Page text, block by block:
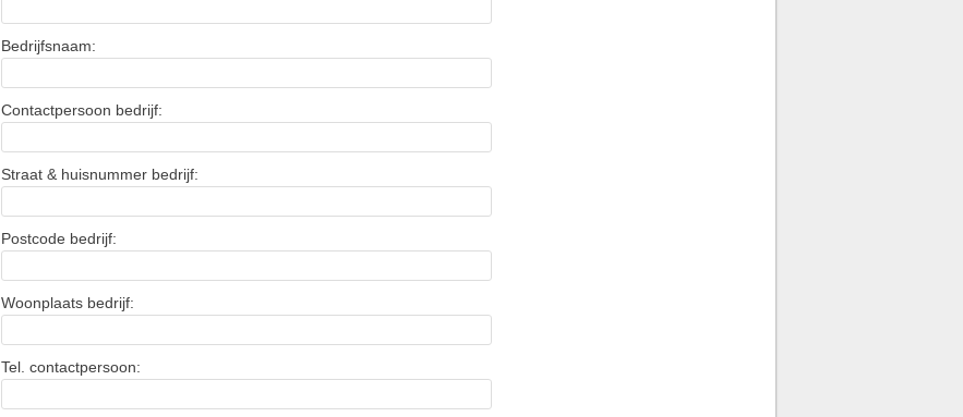
Bedrijfsnaam:
Contactpersoon bedrijf:
Straat & huisnummer bedrijf:
Postcode bedrijf:
Woonplaats bedrijf:
Tel. contactpersoon: